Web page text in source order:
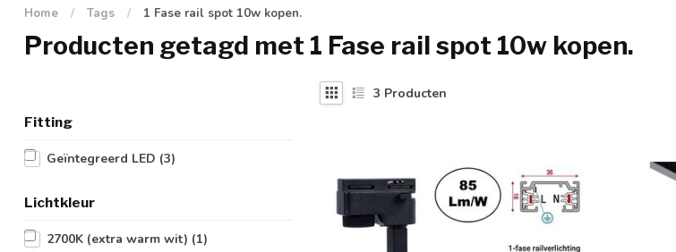
Home / Tags / 1 Fase rail spot 10w kopen.
Producten getagd met 1 Fase rail spot 10w kopen.
Fitting
Geïntegreerd LED (3)
Lichtkleur
2700K (extra warm wit) (1)
3 Producten